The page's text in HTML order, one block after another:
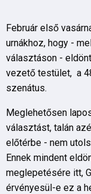
Február első
urnákhoz, hogy -
választáson -
vezető testület, a
szenátus.
Meglehetősen
választást, talán
előtérbe - nem
Ennek mindent
meglepetésére itt,
érvényesül-e ez a